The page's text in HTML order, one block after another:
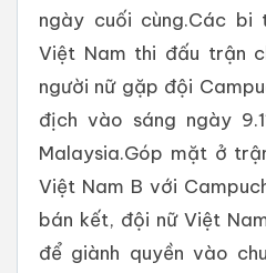
ngày cuối cùng.Các
Việt Nam thi đấu trận
người nữ gặp đội
địch vào sáng ngày
Malaysia.Góp mặt ở
Việt Nam B với
bán kết, đội nữ Việt
để giành quyền vào